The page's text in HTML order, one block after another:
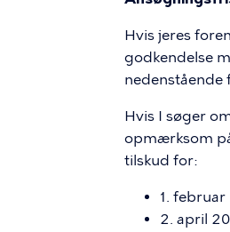
Hvis jeres
godkendelse
nedenstående
Hvis I søger
opmærksom
tilskud for:
1.
2. april